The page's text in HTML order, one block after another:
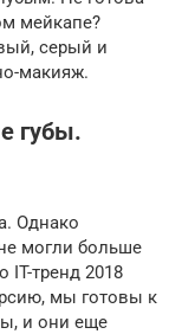
мейкапе?
серый и
макияж.
губы.
Однако
могли больше
IT-тренд 2018
мы готовы к
и они еще